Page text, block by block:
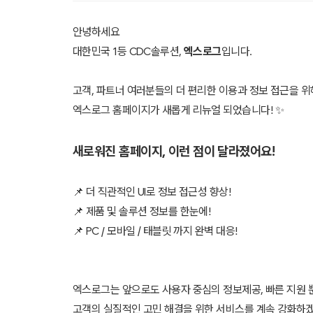
안녕하세요
대한민국 1등 CDC솔루션,엑스로그입니다.
고객, 파트너 여러분들의 더 편리한 이용과 정보 접근을 위
엑스로그 홈페이지가 새롭게 리뉴얼 되었습니다! ✨
새로워진 홈페이지, 이런 점이 달라졌어요!
📌 더 직관적인 UI로 정보 접근성 향상!
📌 제품 및 솔루션 정보를 한눈에!
📌 PC / 모바일 / 태블릿 까지 완벽 대응!
엑스로그는 앞으로도 사용자 중심의 정보제공, 빠른 지원
고객의 실질적인 고민 해결을 위한 서비스를 계속 강화하